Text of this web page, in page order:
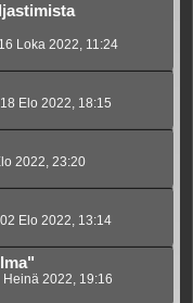
16 Loka 2022, 11:24
18 Elo 2022, 18:15
2022, 23:20
02 Elo 2022, 13:14
Heinä 2022, 19:16